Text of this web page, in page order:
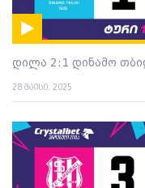
დილა 2:1 დინამო
28 მაისი. 2025